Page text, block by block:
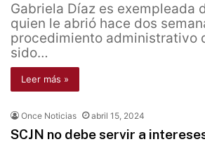
Gabriela Díaz es exempleada
quien le abrió hace dos
procedimiento administrativo
sido…
Leer más »
Once Noticias abril 15, 2024
SCJN no debe servir a